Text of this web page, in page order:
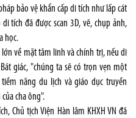
bảo vệ khẩn cấp di tích như lấp cát
tích đã được scan 3D, vẽ, chụp ảnh,
học.
về mặt tâm linh và chính trị, nếu di
giác, "chúng ta sẽ có trọn vẹn một
năng du lịch và giáo dục truyền
cha ông".
Chủ tịch Viện Hàn lâm KHXH VN đã